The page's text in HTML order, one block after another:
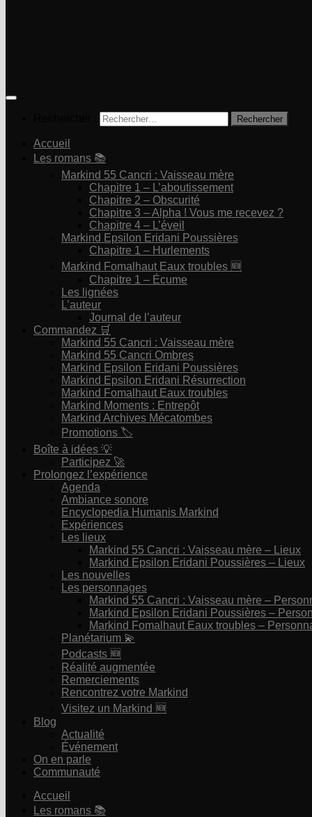
Accueil
Les romans 📚
Markind 55 Cancri : Vaisseau mère
Chapitre 1 – L’aboutissement
Chapitre 2 – Obscurité
Chapitre 3 – Alpha ! Vous me recevez ?
Chapitre 4 – L’éveil
Markind Epsilon Eridani Poussières
Chapitre 1 – Hurlements
Markind Fomalhaut Eaux troubles 🆕
Chapitre 1 – Écume
Les lignées
L’auteur
Journal de l’auteur
Commandez 🛒
Markind 55 Cancri : Vaisseau mère
Markind 55 Cancri Ombres
Markind Epsilon Eridani Poussières
Markind Epsilon Eridani Résurrection
Markind Fomalhaut Eaux troubles
Markind Moments : Entrepôt
Markind Archives Mécatombes
Promotions 🏷
Boîte à idées 💡
Participez 🚀
Prolongez l’expérience
Agenda
Ambiance sonore
Encyclopedia Humanis Markind
Expériences
Les lieux
Markind 55 Cancri : Vaisseau mère – Lieux
Markind Epsilon Eridani Poussières – Lieux
Les nouvelles
Les personnages
Markind 55 Cancri : Vaisseau mère –
Markind Epsilon Eridani Poussières –
Markind Fomalhaut Eaux troubles –
Planétarium 💫
Podcasts 🆕
Réalité augmentée
Remerciements
Rencontrez votre Markind
Visitez un Markind 🆕
Blog
Actualité
Événement
On en parle
Communauté
Accueil
Les romans 📚